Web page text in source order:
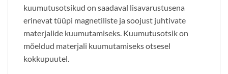
kuumutusotsikud on saadaval lisavarustusena
erinevat tüüpi magnetiliste ja soojust juhtivate
materjalide kuumutamiseks. Kuumutusotsik on
mõeldud materjali kuumutamiseks otsesel
kokkupuutel.